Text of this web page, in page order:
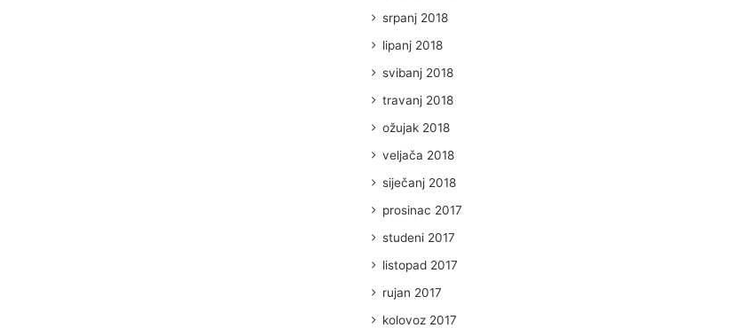
srpanj 2018
lipanj 2018
svibanj 2018
travanj 2018
ožujak 2018
veljača 2018
siječanj 2018
prosinac 2017
studeni 2017
listopad 2017
rujan 2017
kolovoz 2017